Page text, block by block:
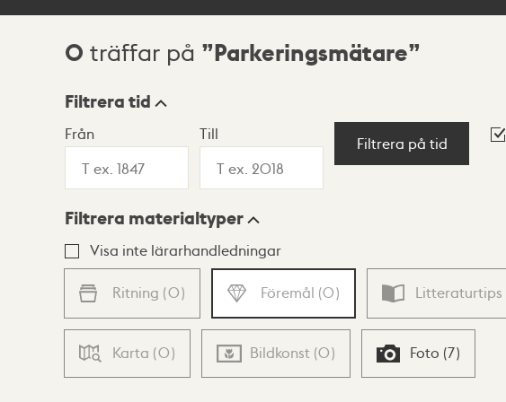
Sökresultat
0 träffar på Parkeringsmätare
Visningsläge
Lista Karta
Filtrera tid
Från Till
Filtrera på tid
Filtrera materialtyper
Visa inte lärarhandledningar
Ritning (0) Föremål (0) Litteraturtips
Karta (0) Bildkonst (0) Foto (7)